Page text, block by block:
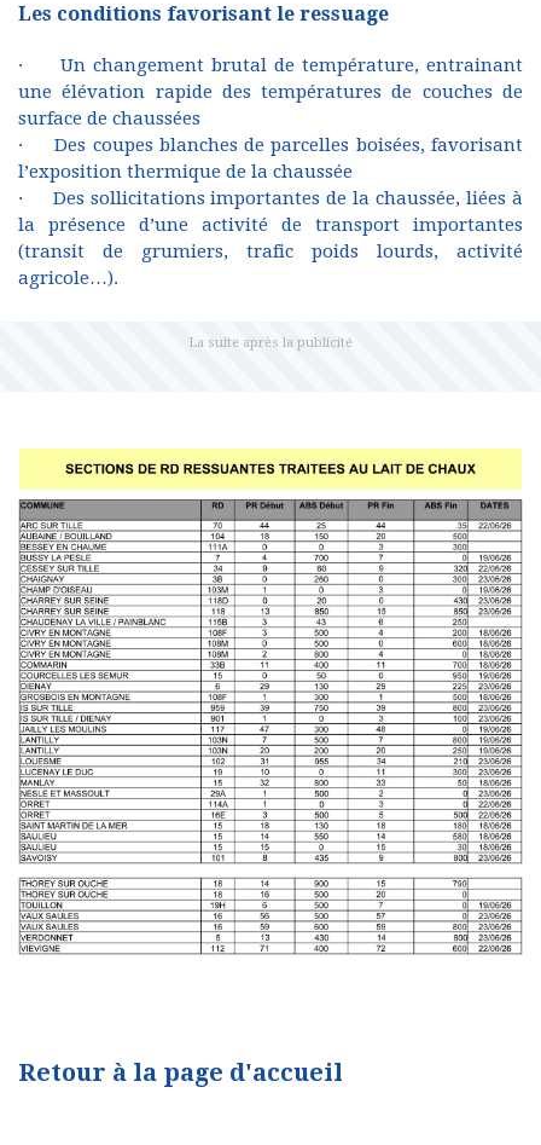
Les conditions favorisant le ressuage
· Un changement brutal de température, entrainant
une élévation rapide des températures de couches de
surface de chaussées
· Des coupes blanches de parcelles boisées, favorisant
l’exposition thermique de la chaussée
· Des sollicitations importantes de la chaussée, liées à
la présence d’une activité de transport importantes
(transit de grumiers, trafic poids lourds, activité
agricole…).
Retour à la page d'accueil